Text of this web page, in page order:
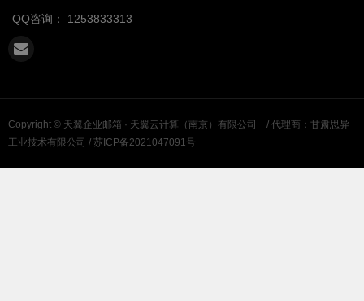
QQ咨询： 1253833313
Copyright © 天翼企业邮箱 · 天翼云计算（南京）有限公司
/ 代理商：甘肃思异
工业技术有限公司 / 苏ICP备2021047091号